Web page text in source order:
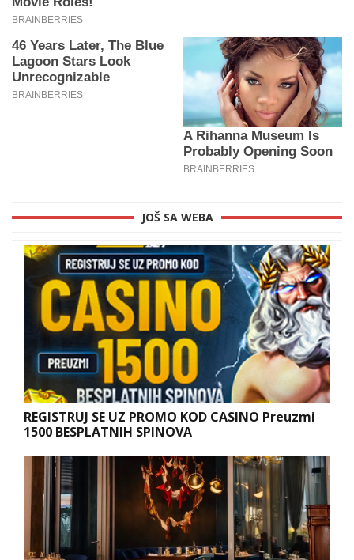
JOŠ SA WEBA
REGISTRUJ SE UZ PROMO KOD CASINO Preuzmi
1500 BESPLATNIH SPINOVA